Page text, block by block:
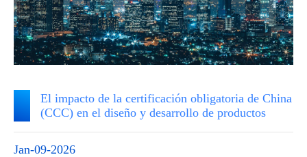
El impacto de la certificación obligatoria de China
(CCC) en el diseño y desarrollo de productos
Jan-09-2026